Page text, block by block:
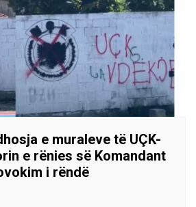
e muraleve të UÇK-
e rënies së Komandant
i rëndë